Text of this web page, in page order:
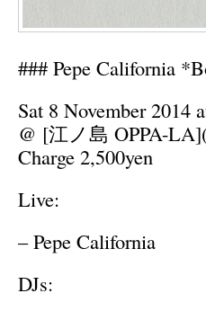
### Pepe California
Sat 8 November 2014
@ [江ノ島 OPPA-
Charge 2,500yen
Live:
– Pepe California
DJs: